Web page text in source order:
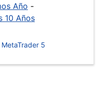
Año -
10 Años
MetaTrader 5